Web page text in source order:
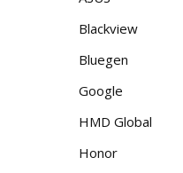
Blackview
Bluegen
Google
HMD Global
Honor